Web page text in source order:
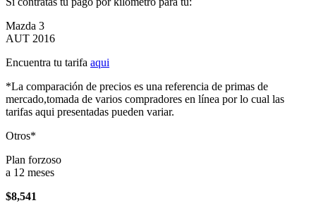
Mazda 3
AUT 2016
Encuentra tu tarifa aqui
*La comparación de precios es una referencia de primas de
mercado,tomada de varios compradores en línea por lo cual las
tarifas aqui presentadas pueden variar.
Otros*
Plan forzoso
a 12 meses
$8,541